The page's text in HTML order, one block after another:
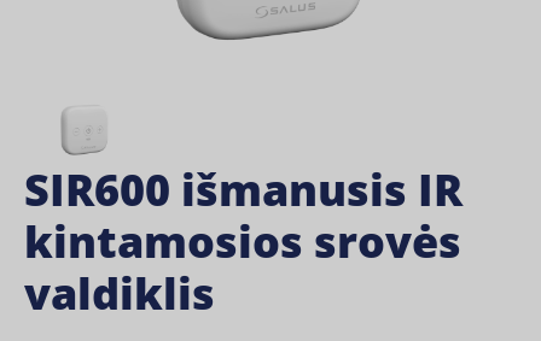
SIR600 išmanusis IR
kintamosios srovės
valdiklis